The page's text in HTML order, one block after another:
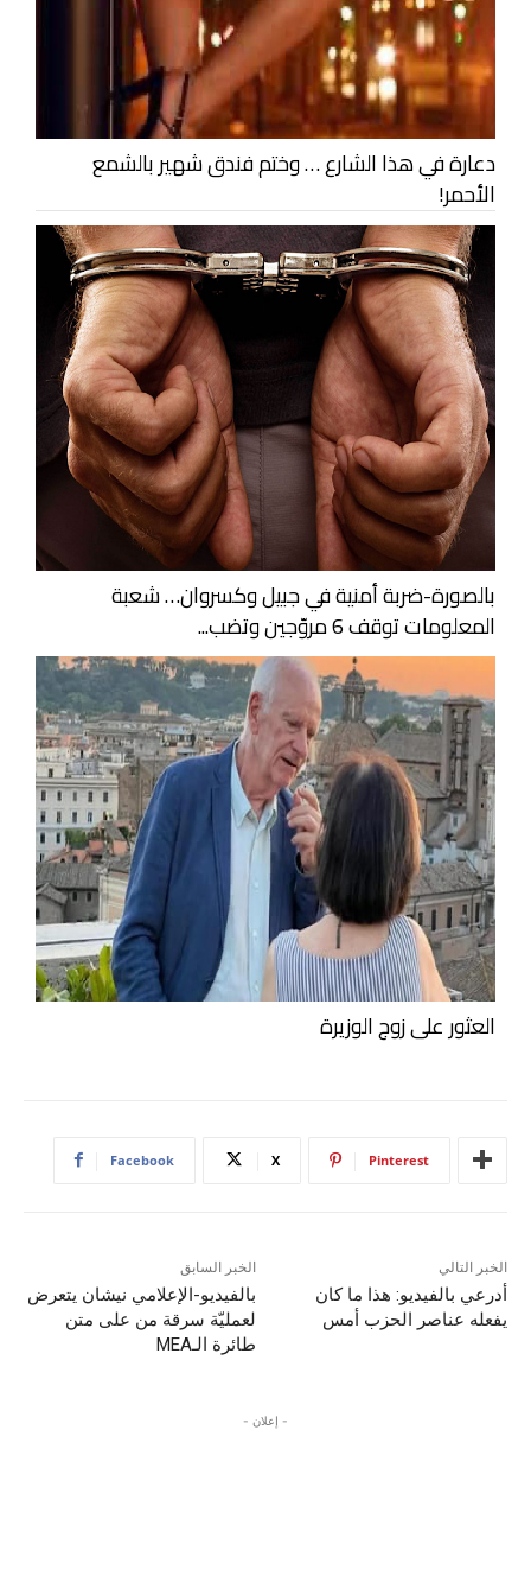
دعارة في هذا الشارع … وختم فندق شهير بالشمع
الأحمر!
بالصورة-ضربة أمنية في جبيل وكسروان… شعبة
المعلومات توقف 6 مروّجين وتضب...
العثور على زوج الوزيرة
Facebook X Pinterest
الخبر السابق
بالفيديو-الإعلامي نيشان يتعرض
لعمليّة سرقة من على متن
طائرة الـMEA
الخبر التالي
أدرعي بالفيديو: هذا ما كان
يفعله عناصر الحزب أمس
- إعلان -